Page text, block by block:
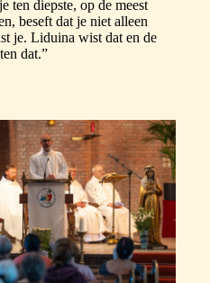
ten diepste, op de meest
beseft dat je niet alleen
je. Liduina wist dat en de
dat.”